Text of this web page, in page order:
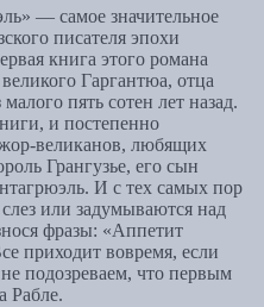
— самое значительное
писателя эпохи
книга этого романа
Гаргантюа, отца
пять сотен лет назад.
и постепенно
великанов, любящих
Грангузье, его сын
И с тех самых пор
или задумываются над
фразы: «Аппетит
приходит вовремя, если
подозреваем, что первым
Рабле.